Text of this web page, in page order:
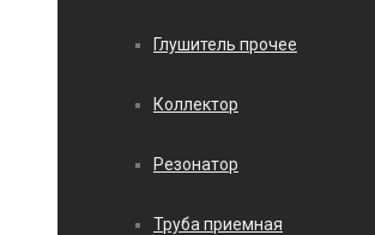
Глушитель прочее
Коллектор
Резонатор
Труба приемная